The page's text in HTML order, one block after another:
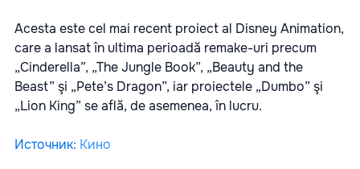
Acesta este cel mai recent proiect al Disney Animation,
care a lansat în ultima perioadă remake-uri precum
„Cinderella”, „The Jungle Book”, „Beauty and the
Beast” şi „Pete’s Dragon”, iar proiectele „Dumbo” şi
„Lion King” se află, de asemenea, în lucru.
Источник: Кино